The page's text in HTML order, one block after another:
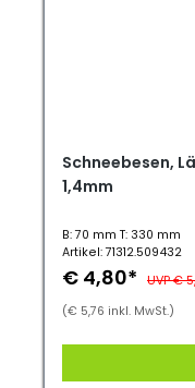
Schneebesen,
1,4mm
B: 70 mm T: 330 mm
Artikel: 71312.509432
€ 4,80* UVP €
(€ 5,76 inkl. MwSt.)